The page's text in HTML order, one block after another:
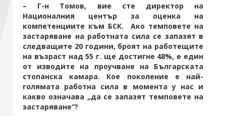
Абонирайте се!
– Г-н Томов, вие сте директор на
Националния център за оценка на
компетенциите към БСК. Ако темповете на
застаряване на работната сила се запазят в
следващите 20 години, броят на работещите
на възраст над 55 г. ще достигне 48%, е един
от изводите на проучване на Българската
стопанска камара. Кое поколение е най-
голямата работна сила в момента у нас и
какво означава „да се запазят темповете на
застаряване“?